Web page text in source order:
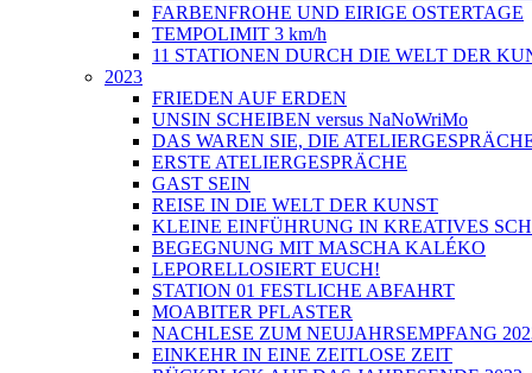
FARBENFROHE UND EIRIGE OSTERTAGE
TEMPOLIMIT 3 km/h
11 STATIONEN DURCH DIE WELT DER
2023
FRIEDEN AUF ERDEN
UNSIN SCHEIBEN versus NaNoWriMo
DAS WAREN SIE, DIE
ERSTE ATELIERGESPRÄCHE
GAST SEIN
REISE IN DIE WELT DER KUNST
KLEINE EINFÜHRUNG IN KREATIVES
BEGEGNUNG MIT MASCHA KALÉKO
LEPORELLOSIERT EUCH!
STATION 01 FESTLICHE ABFAHRT
MOABITER PFLASTER
NACHLESE ZUM NEUJAHRSEMPFANG
EINKEHR IN EINE ZEITLOSE ZEIT